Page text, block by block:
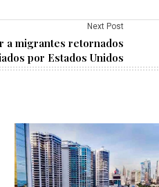
Next Post
a migrantes retornados
por Estados Unidos